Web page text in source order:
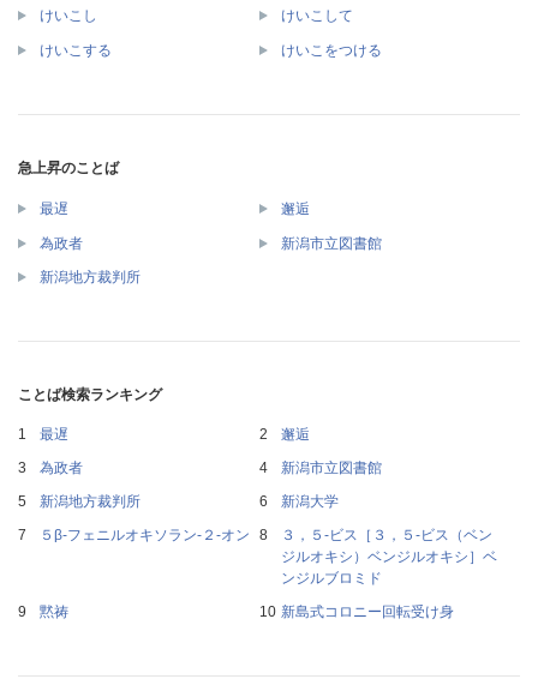
けいこし けいこして
けいこする けいこをつける
急上昇のことば
最遅 邂逅
為政者 新潟市立図書館
新潟地方裁判所
ことば検索ランキング
最遅
邂逅
為政者
新潟市立図書館
新潟地方裁判所
新潟大学
５β‐フェニルオキソラン‐２‐オン
３，５‐ビス［３，５‐ビス（ベン
ジルオキシ）ベンジルオキシ］ベ
ンジルブロミド
黙祷
新島式コロニー回転受け身